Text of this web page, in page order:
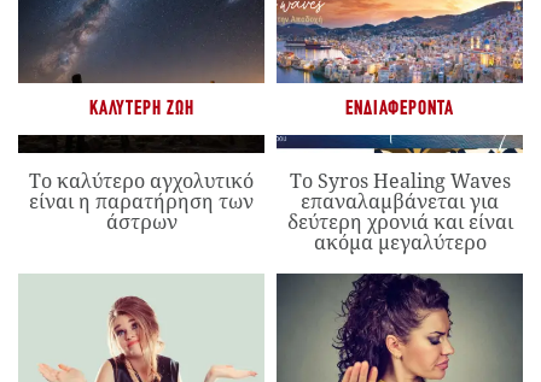
ΚΑΛΎΤΕΡΗ ΖΩΉ
Το καλύτερο αγχολυτικό
είναι η παρατήρηση των
άστρων
ΕΝΔΙΑΦΈΡΟΝΤΑ
Το Syros Healing Waves
επαναλαμβάνεται για
δεύτερη χρονιά και είναι
ακόμα μεγαλύτερο